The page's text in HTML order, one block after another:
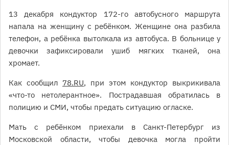
13 декабря кондуктор 172-го автобусного маршрута
напала на женщину с ребёнком. Женщине она разбила
телефон, а ребёнка вытолкала из автобуса. В больнице у
девочки зафиксировали ушиб мягких тканей, она
хромает.
Как сообщил 78.RU, при этом кондуктор выкрикивала
«что-то нетолерантное». Пострадавшая обратилась в
полицию и СМИ, чтобы предать ситуацию огласке.
Мать с ребёнком приехали в Санкт-Петербург из
Московской области, чтобы девочка могла пройти